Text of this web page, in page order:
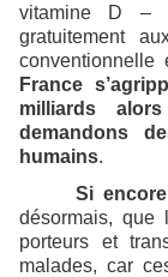
vitamine D –
gratuitement
France
milliards
demandons
humains.
Si
désormais, que
porteurs et
malades, car